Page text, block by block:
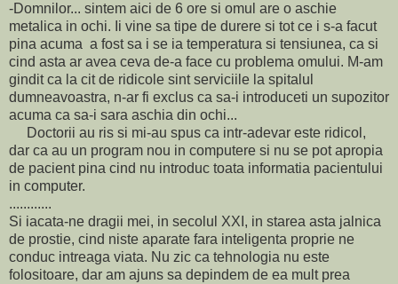
-Domnilor... sintem aici de 6 ore si omul are o aschie
metalica in ochi. Ii vine sa tipe de durere si tot ce i s-a facut
pina acuma a fost sa i se ia temperatura si tensiunea, ca si
cind asta ar avea ceva de-a face cu problema omului. M-am
gindit ca la cit de ridicole sint serviciile la spitalul
dumneavoastra, n-ar fi exclus ca sa-i introduceti un supozitor
acuma ca sa-i sara aschia din ochi...
Doctorii au ris si mi-au spus ca intr-adevar este ridicol,
dar ca au un program nou in computere si nu se pot apropia
de pacient pina cind nu introduc toata informatia pacientului
in computer.
............
Si iacata-ne dragii mei, in secolul XXI, in starea asta jalnica
de prostie, cind niste aparate fara inteligenta proprie ne
conduc intreaga viata. Nu zic ca tehnologia nu este
folositoare, dar am ajuns sa depindem de ea mult prea